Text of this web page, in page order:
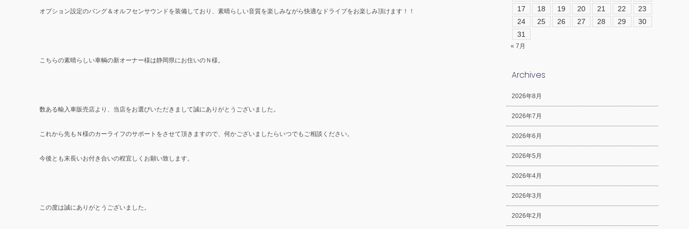
オプション設定のバング＆オルフセンサウンドを装備しており、素晴らしい音質を楽しみながら快適なドライブをお楽しみ頂けます！！
こちらの素晴らしい車輌の新オーナー様は静岡県にお住いのＮ様。
数ある輸入車販売店より、当店をお選びいただきまして誠にありがとうございました。
これから先もＮ様のカーライフのサポートをさせて頂きますので、何かございましたらいつでもご相談ください。
今後とも末長いお付き合いの程宜しくお願い致します。
この度は誠にありがとうございました。
17
18 19 20 21 22
23
24
25 26 27 28 29
30
31
« 7月
Archives
2026年8月
2026年7月
2026年6月
2026年5月
2026年4月
2026年3月
2026年2月